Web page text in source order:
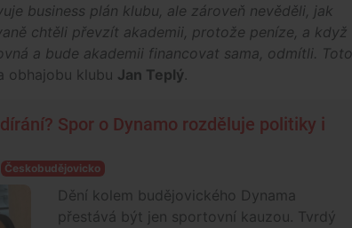
business plán klubu, ale zároveň nevěděli, jak
chtěli převzít akademii, protože peníze, a když
a bude akademii financovat sama, odmítli. Toto
obhajobu klubu Jan Teplý.
Spor o Dynamo rozděluje politiky i
Českobudějovicko
Dění kolem budějovického Dynama
přestává být jen sportovní kauzou. Tvrdý